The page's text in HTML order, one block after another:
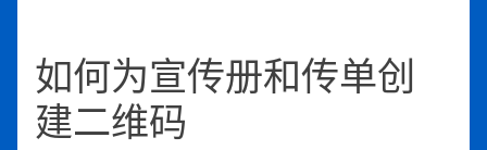
如何为宣传册和传单创
建二维码